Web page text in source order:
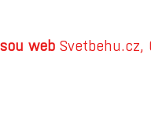
web Svetbehu.cz,